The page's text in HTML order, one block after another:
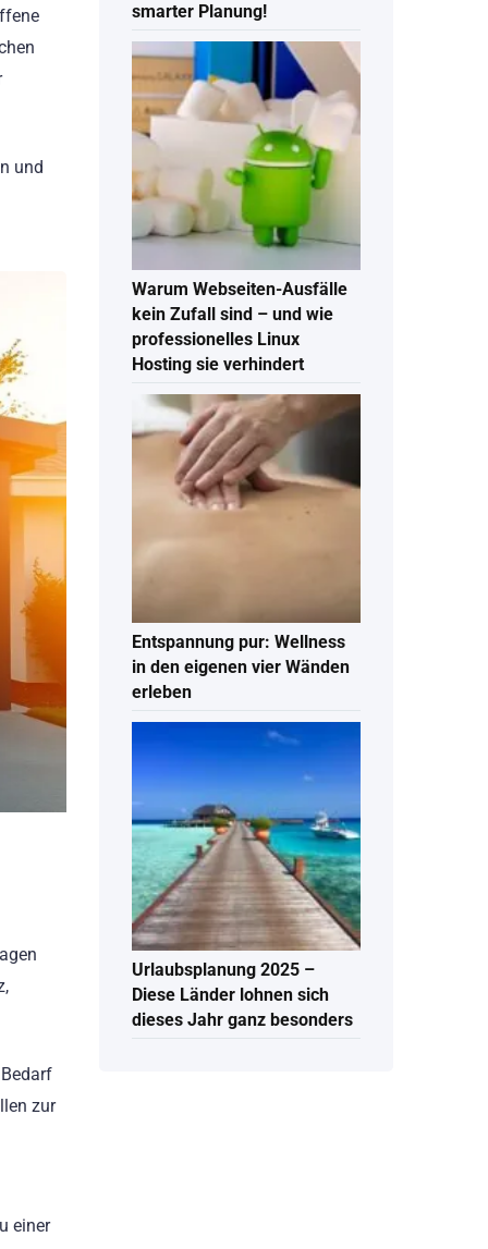
und
zur
einer
smarter Planung!
Warum Webseiten-Ausfälle
kein Zufall sind – und wie
professionelles Linux
Hosting sie verhindert
Entspannung pur: Wellness
in den eigenen vier Wänden
erleben
Urlaubsplanung 2025 –
Diese Länder lohnen sich
dieses Jahr ganz besonders